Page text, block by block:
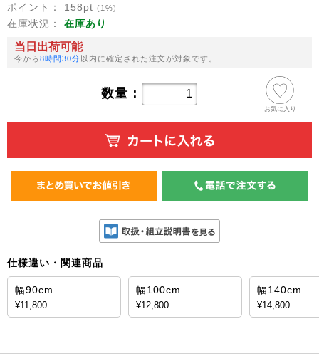
ポイント： 158pt (1%)
在庫状況： 在庫あり
当日出荷可能
今から8時間30分以内に確定された注文が対象です。
数量：
お気に入り
仕様違い・関連商品
幅90cm
¥11,800
幅100cm
¥12,800
幅140cm
¥14,800